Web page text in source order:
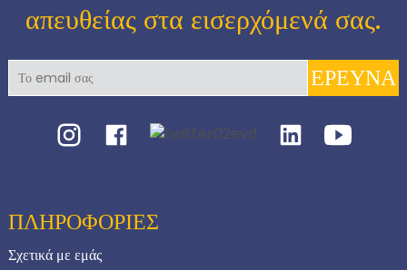
απευθείας στα εισερχόμενά σας.
ΕΡΕΥΝΑ
ΠΛΗΡΟΦΟΡΙΕΣ
Σχετικά με εμάς